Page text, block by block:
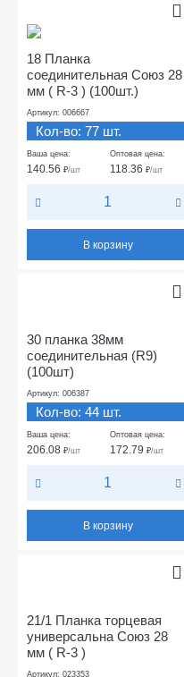
18 Планка
соединительная Союз 28
мм ( R-3 ) (100шт.)
Артикул: 006667
Кол-во: 77 шт.
Ваша цена:
140.56 ₽/шт
Оптовая цена:
118.36₽/шт
В корзину
30 планка 38мм
соединительная (R9)
(100шт)
Артикул: 006387
Кол-во: 44 шт.
Ваша цена:
206.08 ₽/шт
Оптовая цена:
172.79₽/шт
В корзину
21/1 Планка торцевая
универсальна Союз 28
мм ( R-3 )
Артикул: 023353